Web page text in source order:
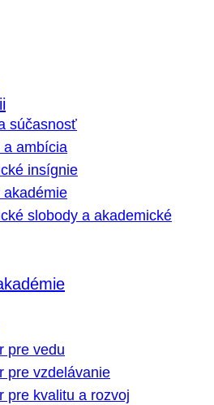
súčasnosť
a ambícia
insígnie
akadémie
slobody a akademické
pre vedu
pre vzdelávanie
pre kvalitu a rozvoj